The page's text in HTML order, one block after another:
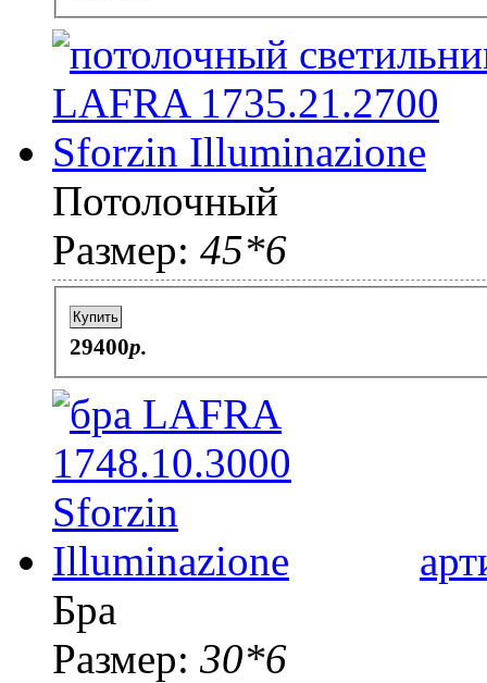
Потолочный
Размер: 45*6
Купить
29400p.
Бра
Размер: 30*6